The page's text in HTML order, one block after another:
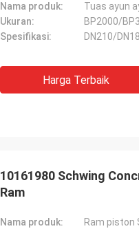
Nama produk:
Tuas ayun
Ukuran:
BP2000/
Spesifikasi:
DN210/
Harga Terbaik
10161980 Schwing
Ram
Nama produk:
Ram piston